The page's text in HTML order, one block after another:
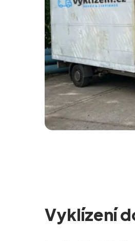
Vyklízení